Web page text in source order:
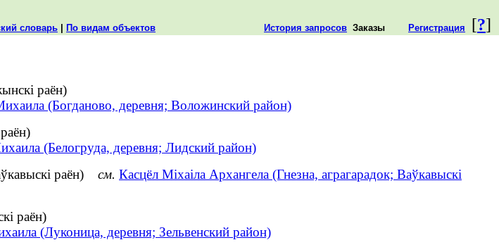
[?]
словарь По видам объектов История запросов Заказы Регистрация
раён)
(Богданово, деревня; Воложинский район)
(Белогруда, деревня; Лидский район)
раён) см. Касцёл Міхаіла Архангела (Гнезна, аграгарадок; Ваўкавыскі
раён)
(Луконица, деревня; Зельвенский район)